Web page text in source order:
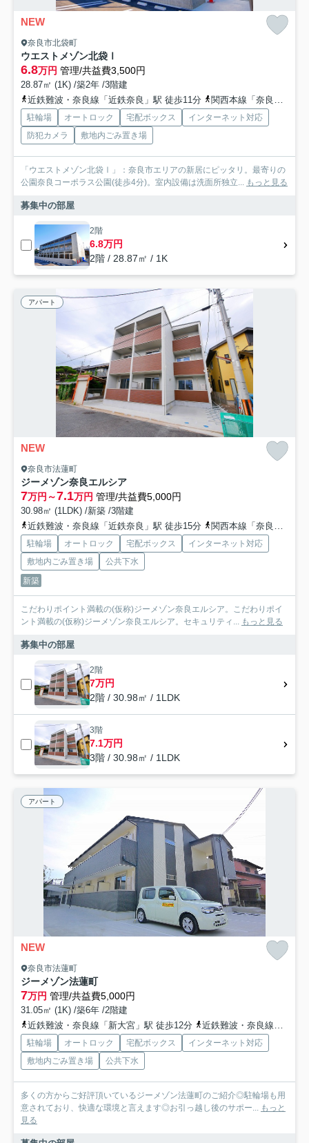
NEW
奈良市北袋町
ウエストメゾン北袋Ⅰ
6.8万円 管理/共益費3,500円
28.87㎡ (1K) /築2年 /3階建
近鉄難波・奈良線「近鉄奈良」駅 徒歩11分
関西本線「奈良」駅 徒歩23分
駐輪場 オートロック 宅配ボックス
インターネット対応
防犯カメラ
敷地内ごみ置き場
「ウエストメゾン北袋Ⅰ」：奈良市エリアの新居にピッタリ。最寄りの
公園奈良コーポラス公園(徒歩4分)。室内設備は洗面所独立... もっと見る
募集中の部屋
2階
6.8万円
2階 / 28.87㎡ / 1K
アパート
NEW
奈良市法蓮町
ジーメゾン奈良エルシア
7万円～7.1万円 管理/共益費5,000円
30.98㎡ (1LDK) /新築 /3階建
近鉄難波・奈良線「近鉄奈良」駅 徒歩15分
関西本線「奈良」駅 徒歩16分
駐輪場 オートロック 宅配ボックス
インターネット対応
敷地内ごみ置き場
公共下水
新築
こだわりポイント満載の(仮称)ジーメゾン奈良エルシア。こだわりポイ
ント満載の(仮称)ジーメゾン奈良エルシア。セキュリティ... もっと見る
募集中の部屋
2階
7万円
2階 / 30.98㎡ / 1LDK
3階
7.1万円
3階 / 30.98㎡ / 1LDK
アパート
NEW
奈良市法蓮町
ジーメゾン法蓮町
7万円 管理/共益費5,000円
31.05㎡ (1K) /築6年 /2階建
近鉄難波・奈良線「新大宮」駅 徒歩12分
近鉄難波・奈良線「近鉄奈良」駅 バス12分 奈良交通「不退寺口」 停歩4分
駐輪場 オートロック 宅配ボックス
インターネット対応
敷地内ごみ置き場
公共下水
多くの方からご好評頂いているジーメゾン法蓮町のご紹介◎駐輪場も用
意されており、快適な環境と言えます◎お引っ越し後のサポー... もっと
見る